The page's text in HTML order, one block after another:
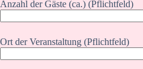
Anzahl der Gäste (ca.) (Pflichtfeld)
Ort der Veranstaltung (Pflichtfeld)